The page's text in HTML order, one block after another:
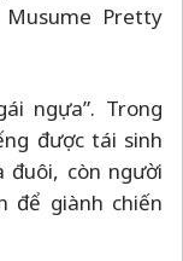
Pretty
ngựa”. Trong
được tái sinh
đuôi, còn người
để giành chiến